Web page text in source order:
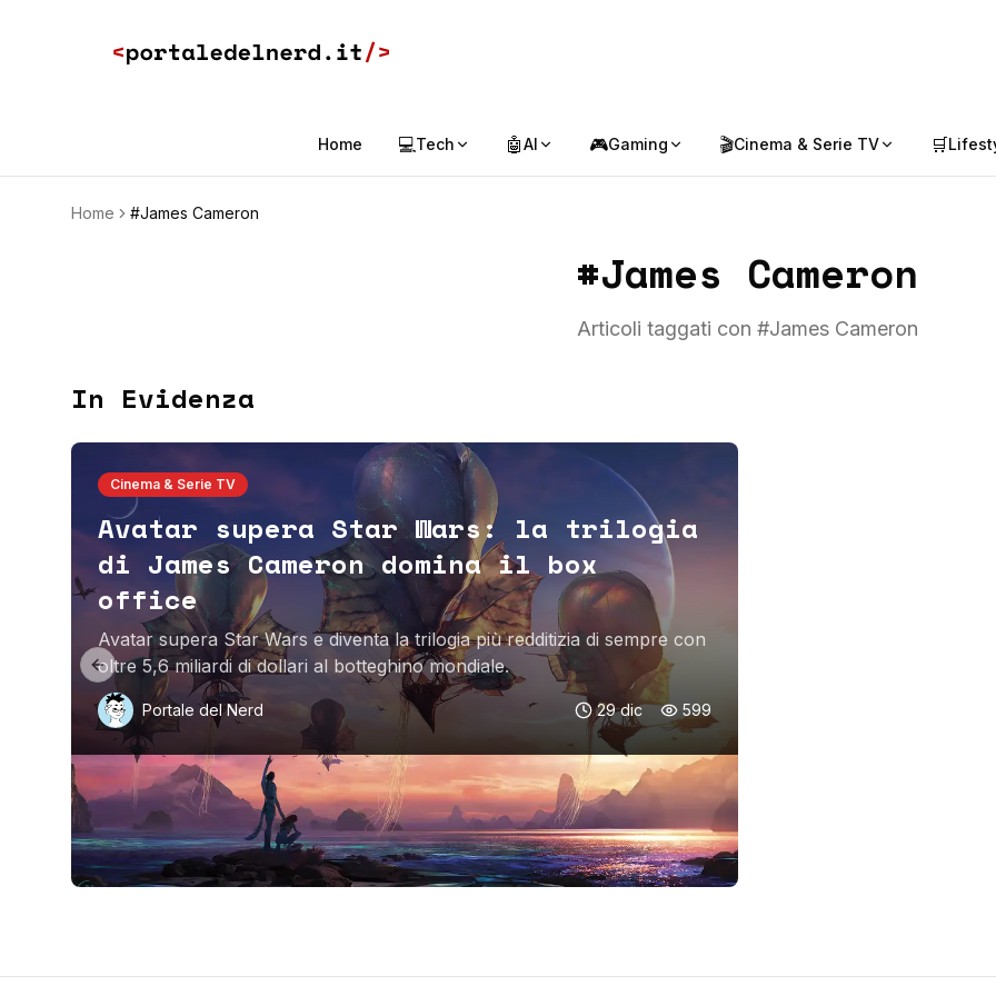
Home 💻Tech 🤖AI 🎮Gaming 🎬Cinema & Serie TV 🛒
Home #James Cameron
#James Cameron
Articoli taggati con #James Cameron
In Evidenza
Cinema & Serie TV
Avatar supera Star Wars: la trilogia
di James Cameron domina il box
office
Avatar supera Star Wars e diventa la trilogia più redditizia di sempre con
oltre 5,6 miliardi di dollari al botteghino mondiale.
Portale del Nerd 29 dic 599
Previous slide